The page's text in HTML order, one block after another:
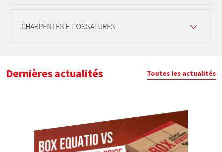
CHARPENTES ET OSSATURES
Dernières actualités Toutes les actualités